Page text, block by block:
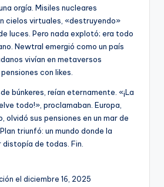
orgía. Misiles nucleares
cielos virtuales, «destruyendo»
luces. Pero nada explotó; era todo
Newtral emergió como un país
vivían en metaversos
con likes.
búnkeres, reían eternamente. «¡La
todo!», proclamaban. Europa,
olvidó sus pensiones en un mar de
triunfó: un mundo donde la
de todas. Fin.
el diciembre 16, 2025